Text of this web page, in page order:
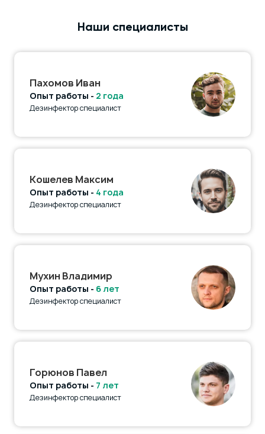
Наши специалисты
Пахомов Иван
Опыт работы - 2 года
Дезинфектор специалист
Кошелев Максим
Опыт работы - 4 года
Дезинфектор специалист
Мухин Владимир
Опыт работы - 6 лет
Дезинфектор специалист
Горюнов Павел
Опыт работы - 7 лет
Дезинфектор специалист